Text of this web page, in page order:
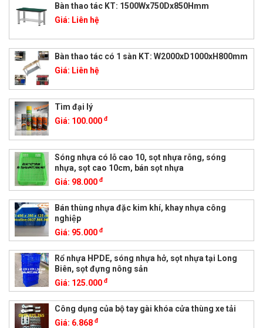
Bàn thao tác KT: 1500Wx750Dx850Hmm
Giá: Liên hệ
Bàn thao tác có 1 sàn KT: W2000xD1000xH800mm
Giá: Liên hệ
Tìm đại lý
Giá: 100.000 đ
Sóng nhựa có lỗ cao 10, sọt nhựa rỗng, sóng
nhựa, sọt cao 10cm, bán sọt nhựa
Giá: 98.000 đ
Bán thùng nhựa đặc kim khí, khay nhựa công
nghiệp
Giá: 95.000 đ
Rổ nhựa HPDE, sóng nhựa hở, sọt nhựa tại Long
Biên, sọt đựng nông sản
Giá: 125.000 đ
Công dụng của bộ tay gài khóa cửa thùng xe tải
Giá: 6.868 đ